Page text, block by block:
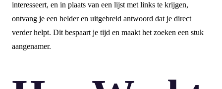
interesseert, en in plaats van een lijst met links te krijgen,
ontvang je een helder en uitgebreid antwoord dat je direct
verder helpt. Dit bespaart je tijd en maakt het zoeken een stuk
aangenamer.